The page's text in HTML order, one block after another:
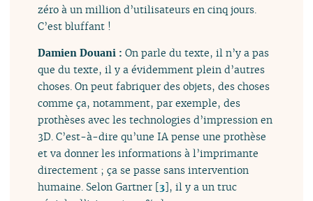
zéro à un million d’utilisateurs en cinq jours.
C’est bluffant !
Damien Douani :On parle du texte, il n’y a pas
que du texte, il y a évidemment plein d’autres
choses. On peut fabriquer des objets, des choses
comme ça, notamment, par exemple, des
prothèses avec les technologies d’impression en
3D. C’est-à-dire qu’une IA pense une prothèse
et va donner les informations à l’imprimante
directement ; ça se passe sans intervention
humaine. Selon Gartner [3], il y a un truc